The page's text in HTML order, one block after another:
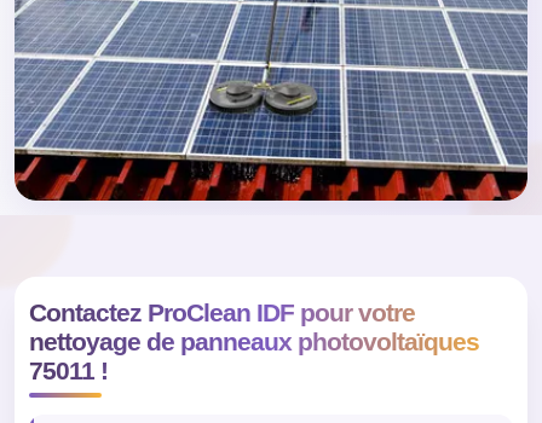
Contactez ProClean IDF pour votre
nettoyage de panneaux photovoltaïques
75011 !